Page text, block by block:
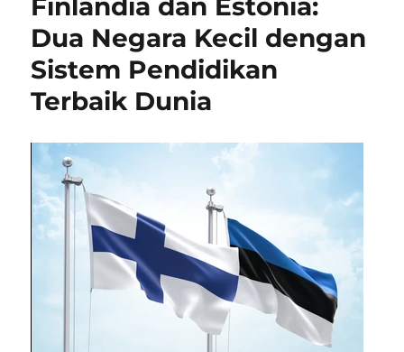
Finlandia dan Estonia:
Dua Negara Kecil dengan
Sistem Pendidikan
Terbaik Dunia